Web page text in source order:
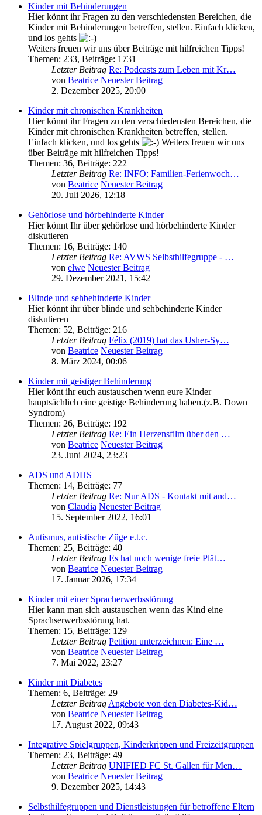
Kinder mit Behinderungen
Hier könnt ihr Fragen zu den verschiedensten Bereichen, die
Kinder mit Behinderungen betreffen, stellen. Einfach klicken,
und los gehts
Weiters freuen wir uns über Beiträge mit hilfreichen Tipps!
Themen: 233, Beiträge: 1731
Letzter Beitrag Re: Podcasts zum Leben mit Kr…
von Beatrice Neuester Beitrag
2. Dezember 2025, 20:00
Kinder mit chronischen Krankheiten
Hier könnt ihr Fragen zu den verschiedensten Bereichen, die
Kinder mit chronischen Krankheiten betreffen, stellen.
Einfach klicken, und los gehts
Weiters freuen wir uns
über Beiträge mit hilfreichen Tipps!
Themen: 36, Beiträge: 222
Letzter Beitrag Re: INFO: Familien-Ferienwoch…
von Beatrice Neuester Beitrag
20. Juli 2026, 12:18
Gehörlose und hörbehinderte Kinder
Hier könnt Ihr über gehörlose und hörbehinderte Kinder
diskutieren
Themen: 16, Beiträge: 140
Letzter Beitrag Re: AVWS Selbsthilfegruppe - …
von elwe Neuester Beitrag
29. Dezember 2021, 15:42
Blinde und sehbehinderte Kinder
Hier könnt ihr über blinde und sehbehinderte Kinder
diskutieren
Themen: 52, Beiträge: 216
Letzter Beitrag Félix (2019) hat das Usher-Sy…
von Beatrice Neuester Beitrag
8. März 2024, 00:06
Kinder mit geistiger Behinderung
Hier könt ihr euch austauschen wenn eure Kinder
hauptsächlich eine geistige Behinderung haben.(z.B. Down
Syndrom)
Themen: 26, Beiträge: 192
Letzter Beitrag Re: Ein Herzensfilm über den …
von Beatrice Neuester Beitrag
23. Juni 2024, 23:23
ADS und ADHS
Themen: 14, Beiträge: 77
Letzter Beitrag Re: Nur ADS - Kontakt mit and…
von Claudia Neuester Beitrag
15. September 2022, 16:01
Autismus, autistische Züge e.t.c.
Themen: 25, Beiträge: 40
Letzter Beitrag Es hat noch wenige freie Plät…
von Beatrice Neuester Beitrag
17. Januar 2026, 17:34
Kinder mit einer Spracherwerbsstörung
Hier kann man sich austauschen wenn das Kind eine
Sprachserwerbsstörung hat.
Themen: 15, Beiträge: 129
Letzter Beitrag Petition unterzeichnen: Eine …
von Beatrice Neuester Beitrag
7. Mai 2022, 23:27
Kinder mit Diabetes
Themen: 6, Beiträge: 29
Letzter Beitrag Angebote von den Diabetes-Kid…
von Beatrice Neuester Beitrag
17. August 2022, 09:43
Integrative Spielgruppen, Kinderkrippen und Freizeitgruppen
Themen: 23, Beiträge: 49
Letzter Beitrag UNIFIED FC St. Gallen für Men…
von Beatrice Neuester Beitrag
9. Dezember 2025, 14:43
Selbsthilfegruppen und Dienstleistungen für betroffene Eltern